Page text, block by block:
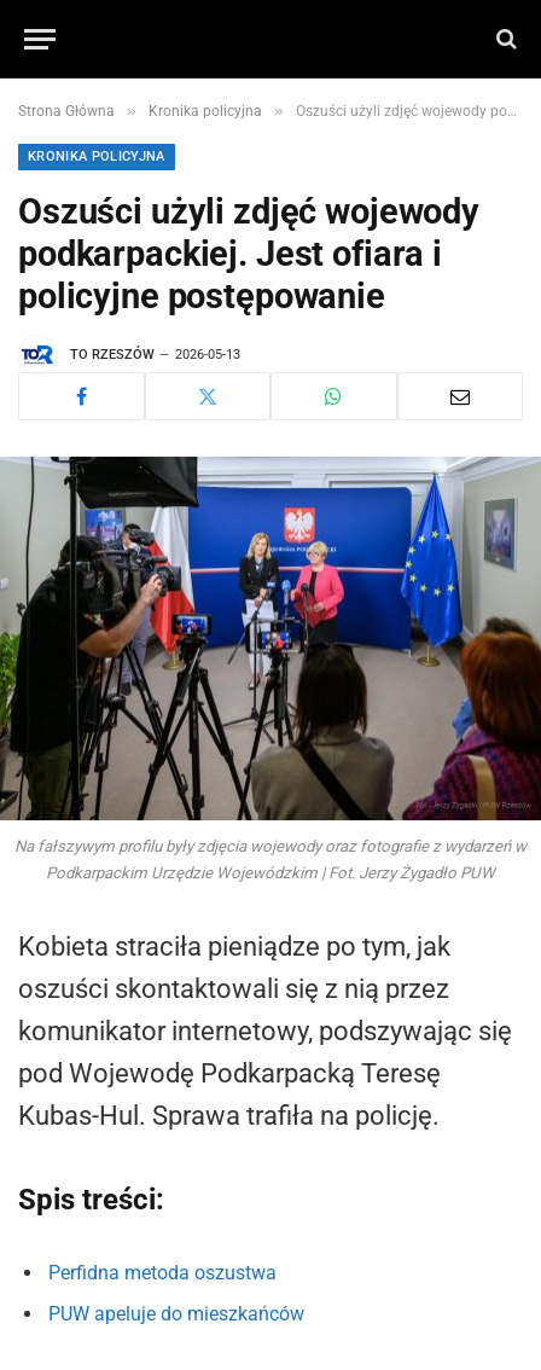
Strona Główna » Kronika policyjna » Oszuści użyli zdjęć wojewody podkarpackiej. Jest ofiara i policyjne postępowanie
KRONIKA POLICYJNA
Oszuści użyli zdjęć wojewody
podkarpackiej. Jest ofiara i
policyjne postępowanie
TO RZESZÓW 2026-05-13
Na fałszywym profilu były zdjęcia wojewody oraz fotografie z wydarzeń w
Podkarpackim Urzędzie Wojewódzkim | Fot. Jerzy Żygadło PUW
Kobieta straciła pieniądze po tym, jak
oszuści skontaktowali się z nią przez
komunikator internetowy, podszywając się
pod Wojewodę Podkarpacką Teresę
Kubas-Hul. Sprawa trafiła na policję.
Spis treści:
Perfidna metoda oszustwa
PUW apeluje do mieszkańców